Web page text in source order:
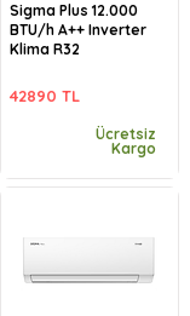
Sigma Plus 12.000
BTU/h A++ Inverter
Klima R32
42890 TL
Ücretsiz
Kargo